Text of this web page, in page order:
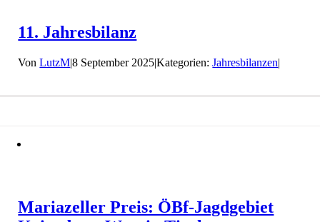
11. Jahresbilanz
VonLutzM|8 September 2025|Kategorien:Jahresbilanzen|
Mariazeller Preis: ÖBf-Jagdgebiet